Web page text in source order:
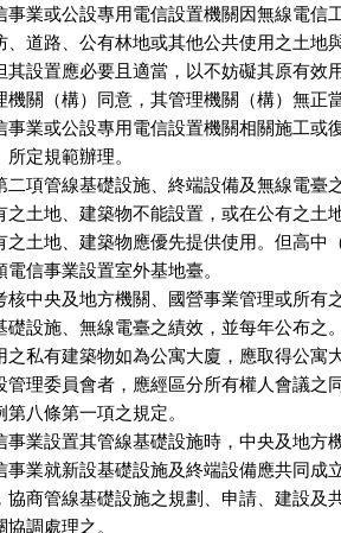
事業或公設專用電信設置機關因無線電信
、道路、公有林地或其他公共使用之土地
其設置應必要且適當，以不妨礙其原有效
機關（構）同意，其管理機關（構）無正
事業或公設專用電信設置機關相關施工或
定規範辦理。
二項管線基礎設施、終端設備及無線電臺
之土地、建築物不能設置，或在公有之土
之土地、建築物應優先提供使用。但高中
電信事業設置室外基地臺。
核中央及地方機關、國營事業管理或所有
礎設施、無線電臺之績效，並每年公布之
之私有建築物如為公寓大廈，應取得公寓
管理委員會者，應經區分所有權人會議之
第八條第一項之規定。
事業設置其管線基礎設施時，中央及地方
事業就新設基礎設施及終端設備應共同成
協商管線基礎設施之規劃、申請、建設及
調處理之。